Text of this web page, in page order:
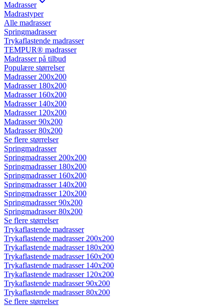
Madrasser
Madrastyper
Alle madrasser
Springmadrasser
Trykaflastende madrasser
TEMPUR® madrasser
Madrasser på tilbud
Populære størrelser
Madrasser 200x200
Madrasser 180x200
Madrasser 160x200
Madrasser 140x200
Madrasser 120x200
Madrasser 90x200
Madrasser 80x200
Se flere størrelser
Springmadrasser
Springmadrasser 200x200
Springmadrasser 180x200
Springmadrasser 160x200
Springmadrasser 140x200
Springmadrasser 120x200
Springmadrasser 90x200
Springmadrasser 80x200
Se flere størrelser
Trykaflastende madrasser
Trykaflastende madrasser 200x200
Trykaflastende madrasser 180x200
Trykaflastende madrasser 160x200
Trykaflastende madrasser 140x200
Trykaflastende madrasser 120x200
Trykaflastende madrasser 90x200
Trykaflastende madrasser 80x200
Se flere størrelser